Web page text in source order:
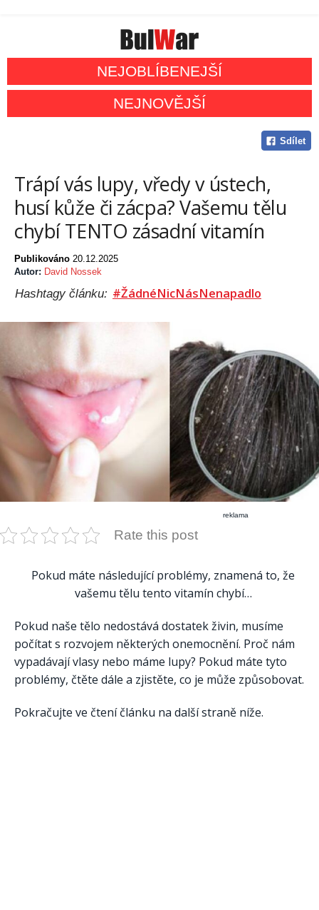
NEJOBLÍBENEJŠÍ
NEJNOVĚJŠÍ
Sdílet
Trápí vás lupy, vředy v ústech,
husí kůže či zácpa? Vašemu tělu
chybí TENTO zásadní vitamín
Publikováno 20.12.2025
Autor: David Nossek
Hashtagy článku: #ŽádnéNicNásNenapadlo
reklama
Rate this post
Pokud máte následující problémy, znamená to, že
vašemu tělu tento vitamín chybí…
Pokud naše tělo nedostává dostatek živin, musíme
počítat s rozvojem některých onemocnění. Proč nám
vypadávají vlasy nebo máme lupy? Pokud máte tyto
problémy, čtěte dále a zjistěte, co je může způsobovat.
Pokračujte ve čtení článku na další straně níže.